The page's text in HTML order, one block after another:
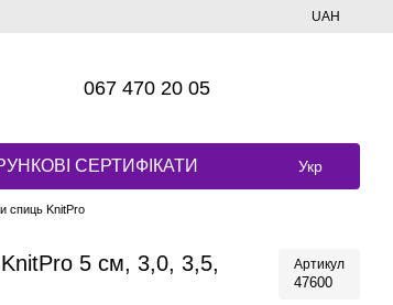
UAH
067 470 20 05
СЕРТИФІКАТИ Укр
спиць KnitPro
5 см, 3,0, 3,5,
Артикул
47600